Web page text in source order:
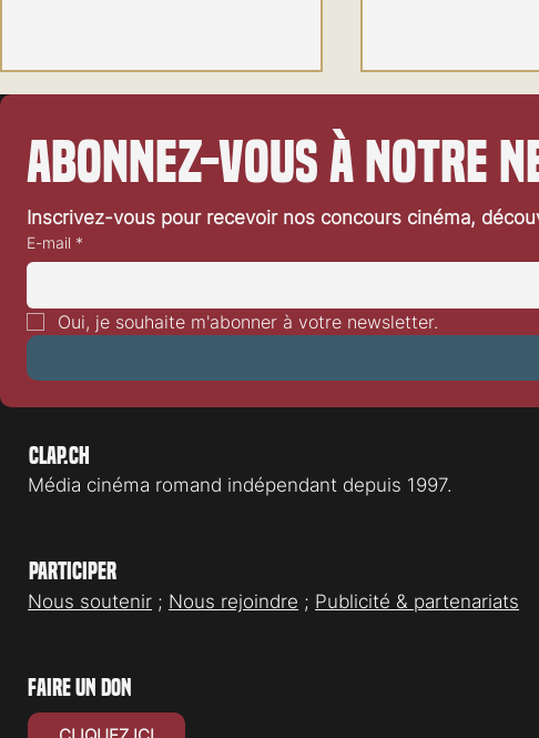
Companion Wolf Man
Abonnez-vous à notre
Inscrivez-vous pour recevoir nos concours cinéma,
E-mail *
Oui, je souhaite m'abonner à votre newsletter.
Clap.ch
Média cinéma romand indépendant depuis 1997.
Participer
Nous soutenir ; Nous rejoindre ; Publicité & partenariats
faire un don